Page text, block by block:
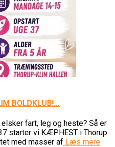
BOLDKLUB!…
elsker fart, leg og heste? Så er
starter vi KÆPHEST i Thorup
med masser af Læs mere